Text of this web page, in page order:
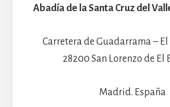
Abadía de la Santa Cruz del
Carretera de Guadarrama – El
28200 San Lorenzo de El
Madrid. España